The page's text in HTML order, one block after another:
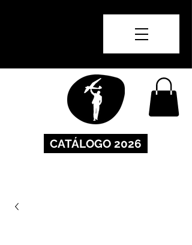
CATÁLOGO 2026